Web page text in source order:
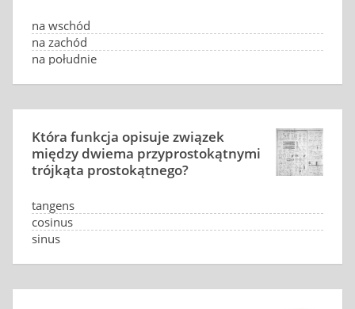
na wschód
na zachód
na południe
Która funkcja opisuje związek
między dwiema przyprostokątnymi
trójkąta prostokątnego?
tangens
cosinus
sinus